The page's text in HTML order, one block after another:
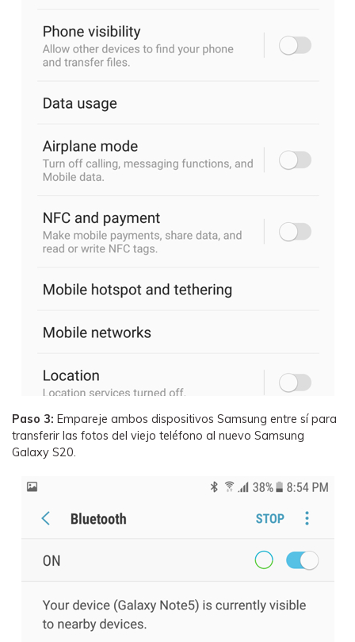
Paso 3: Empareje ambos dispositivos Samsung entre sí para
transferir las fotos del viejo teléfono al nuevo Samsung
Galaxy S20.